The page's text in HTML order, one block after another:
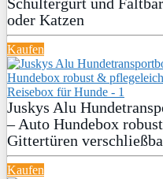
oder Katzen
Kaufen
Juskys Alu
– Auto Hundebox
Gittertüren
Kaufen